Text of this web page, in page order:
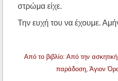
στρώμα είχε.
Την ευχή του να έχουμε.
Από το βιβλίο: Από την ασκητική
παράδοση, Άγιον